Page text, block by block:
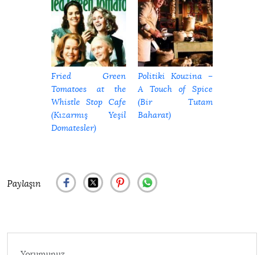
Fried Green
Tomatoes at the
Whistle Stop Cafe
(Kızarmış Yeşil
Domatesler)
Politiki Kouzina –
A Touch of Spice
(Bir Tutam
Baharat)
Paylaşın